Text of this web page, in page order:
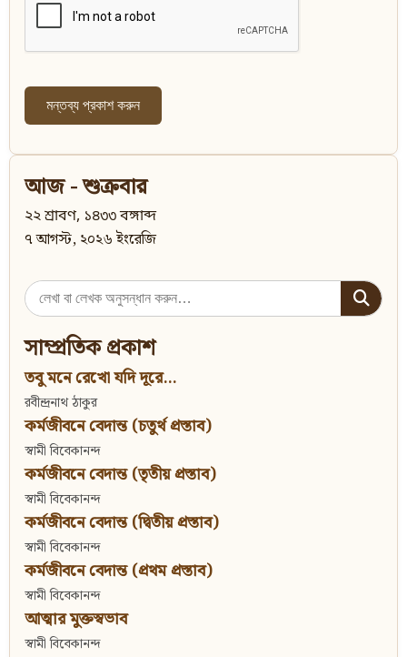
আজ - শুক্রবার
২২ শ্রাবণ, ১৪৩৩ বঙ্গাব্দ
৭ আগস্ট, ২০২৬ ইংরেজি
Search
for:
সাম্প্রতিক প্রকাশ
তবু মনে রেখো যদি দূরে...
রবীন্দ্রনাথ ঠাকুর
কর্মজীবনে বেদান্ত (চতুর্থ প্রস্তাব)
স্বামী বিবেকানন্দ
কর্মজীবনে বেদান্ত (তৃতীয় প্রস্তাব)
স্বামী বিবেকানন্দ
কর্মজীবনে বেদান্ত (দ্বিতীয় প্রস্তাব)
স্বামী বিবেকানন্দ
কর্মজীবনে বেদান্ত (প্রথম প্রস্তাব)
স্বামী বিবেকানন্দ
আত্মার মুক্তস্বভাব
স্বামী বিবেকানন্দ